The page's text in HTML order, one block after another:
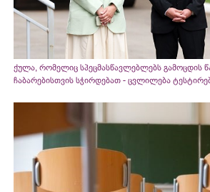
ქულა, რომელიც სპეცმასწავლებლებს გამოცდის
ჩაბარებისთვის სჭირდებათ - ცვლილება